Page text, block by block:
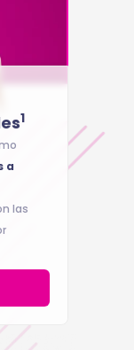
1
a
las